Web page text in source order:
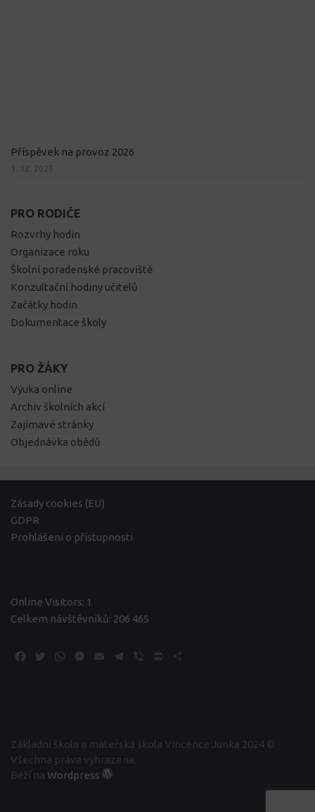
Příspěvek na provoz 2026
1. 12. 2025
PRO RODIČE
Rozvrhy hodin
Organizace roku
Školní poradenské pracoviště
Konzultační hodiny učitelů
Začátky hodin
Dokumentace školy
PRO ŽÁKY
Výuka online
Archiv školních akcí
Zajímavé stránky
Objednávka obědů
Zásady cookies (EU)
GDPR
Prohlášení o přístupnosti
Online Visitors: 1
Celkem návštěvníků: 206 465
Facebook
TwitterWhatsApp
Messenger
Email Telegram
Viber Print
Základní škola a mateřská škola Vincence Junka 2024 ©
Všechna práva vyhrazena.
Běží na Wordpress